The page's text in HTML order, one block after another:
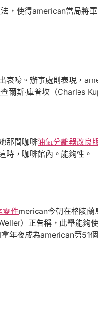
，使得american當局將
哀嚎。辦事處則表現，
爾斯·庫普坎（Charles
那間咖啡油氣分離器改良
時，咖啡館內。能夠性。
零件merican今朝在格陵蘭
）正告稱，此舉能夠
年夜成為american第51個